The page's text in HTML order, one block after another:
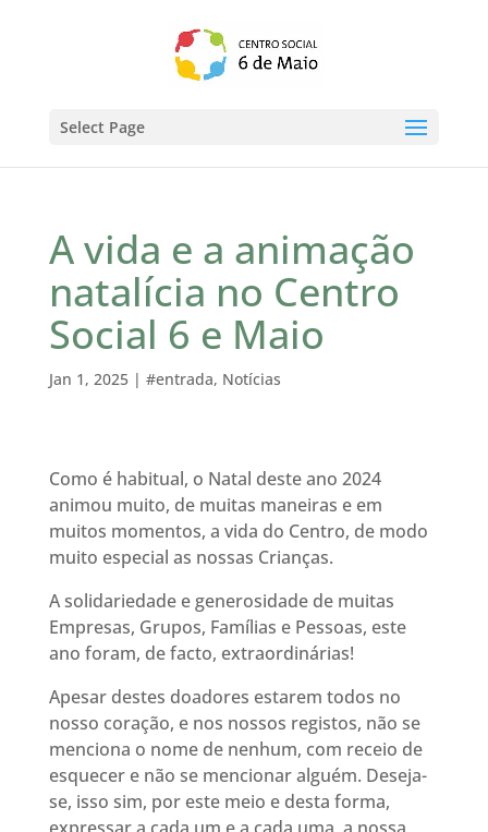
Select Page
A vida e a animação
natalícia no Centro
Social 6 e Maio
Jan 1, 2025| #entrada, Notícias
Como é habitual, o Natal deste ano 2024
animou muito, de muitas maneiras e em
muitos momentos, a vida do Centro, de modo
muito especial as nossas Crianças.
A solidariedade e generosidade de muitas
Empresas, Grupos, Famílias e Pessoas, este
ano foram, de facto, extraordinárias!
Apesar destes doadores estarem todos no
nosso coração, e nos nossos registos, não se
menciona o nome de nenhum, com receio de
esquecer e não se mencionar alguém. Deseja-
se, isso sim, por este meio e desta forma,